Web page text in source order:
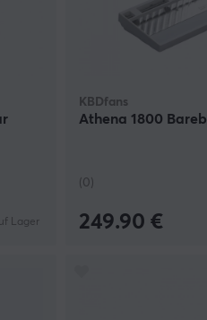
Lager
KBDfans
Athena 1800
(0)
249.90 €